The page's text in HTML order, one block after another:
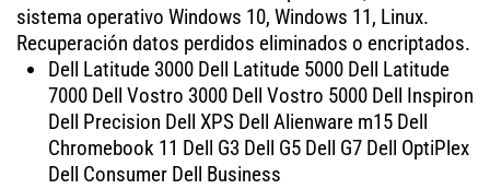
sistema operativo Windows 10, Windows 11, Linux.
Recuperación datos perdidos eliminados o encriptados.
Dell Latitude 3000 Dell Latitude 5000 Dell Latitude
7000 Dell Vostro 3000 Dell Vostro 5000 Dell Inspiron
Dell Precision Dell XPS Dell Alienware m15 Dell
Chromebook 11 Dell G3 Dell G5 Dell G7 Dell OptiPlex
Dell Consumer Dell Business